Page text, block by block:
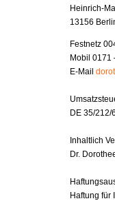
Heinrich-
13156
Festnetz
Mobil 0171
E-Mail
DE 35/212/
Inhaltlich
Dr.
Haftung für